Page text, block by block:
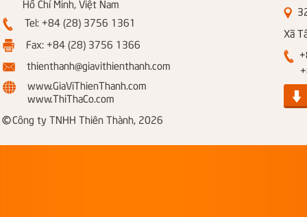
Hồ Chí Minh, Việt Nam
Tel: +84 (28) 3756 1361
Fax: +84 (28) 3756 1366
thienthanh@giavithienthanh.com
www.GiaViThienThanh.com
www.ThiThaCo.com
©
Công ty TNHH Thiên Thành, 2026
Xã